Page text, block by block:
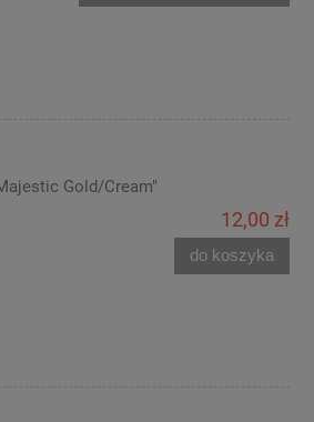
Gold/Cream"
12,00 zł
do koszyka